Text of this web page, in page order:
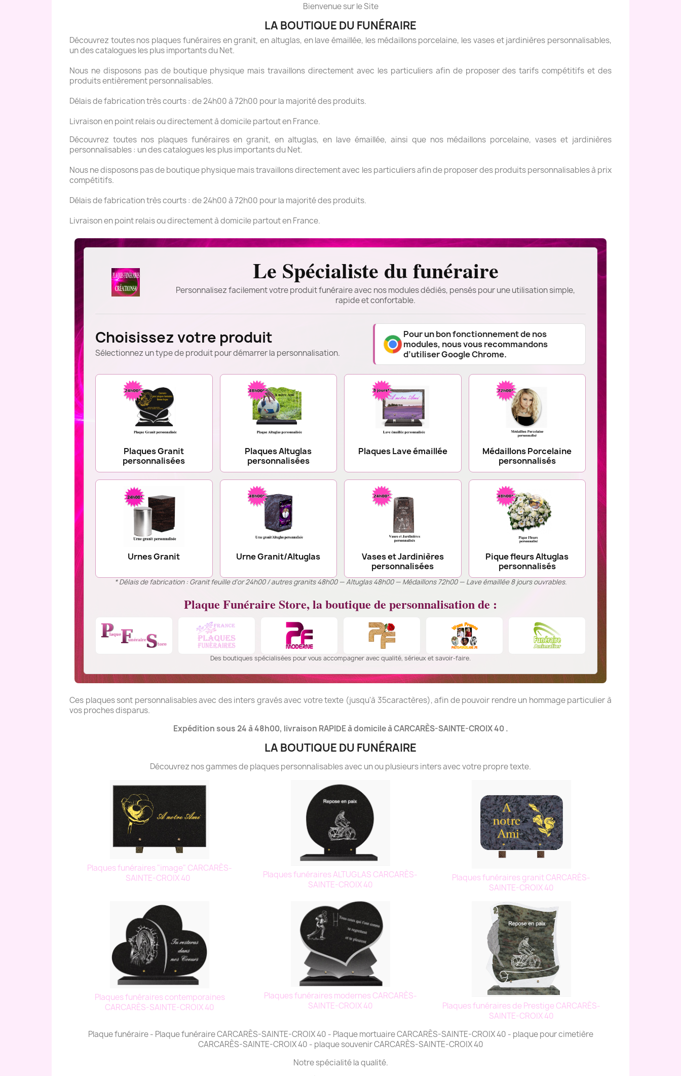
Bienvenue sur le Site
LA BOUTIQUE DU FUNÉRAIRE
Découvrez toutes nos plaques funéraires en granit, en altuglas, en lave émaillée, les médaillons porcelaine, les vases et jardinières personnalisables,
un des catalogues les plus importants du Net.
Nous ne disposons pas de boutique physique mais travaillons directement avec les particuliers afin de proposer des tarifs compétitifs et des
produits entièrement personnalisables.
Délais de fabrication très courts : de 24h00 à 72h00 pour la majorité des produits.
Livraison en point relais ou directement à domicile partout en France.
Découvrez toutes nos plaques funéraires en granit, en altuglas, en lave émaillée, ainsi que nos médaillons porcelaine, vases et jardinières
personnalisables : un des catalogues les plus importants du Net.
Nous ne disposons pas de boutique physique mais travaillons directement avec les particuliers afin de proposer des produits personnalisables à prix
compétitifs.
Délais de fabrication très courts : de 24h00 à 72h00 pour la majorité des produits.
Livraison en point relais ou directement à domicile partout en France.
Le Spécialiste du funéraire
Personnalisez facilement votre produit funéraire avec nos modules dédiés, pensés pour une utilisation simple,
rapide et confortable.
Choisissez votre produit
Sélectionnez un type de produit pour démarrer la personnalisation.
Pour un bon fonctionnement de nos
modules, nous vous recommandons
d’utiliser Google Chrome.
Plaques Granit
personnalisées
Plaques Altuglas
personnalisées
Plaques Lave émaillée
Médaillons Porcelaine
personnalisés
Urnes Granit Urne Granit/Altuglas
Vases et Jardinières
personnalisées
Pique fleurs Altuglas
personnalisés
* Délais de fabrication : Granit feuille d’or 24h00 / autres granits 48h00 — Altuglas 48h00 — Médaillons 72h00 — Lave émaillée 8 jours ouvrables.
Plaque Funéraire Store, la boutique de personnalisation de :
Des boutiques spécialisées pour vous accompagner avec qualité, sérieux et savoir-faire.
Ces plaques sont personnalisables avec des inters gravés avec votre texte (jusqu'à 35caractères), afin de pouvoir rendre un hommage particulier à
vos proches disparus.
Expédition sous 24 à 48h00, livraison RAPIDE à domicile à CARCARÈS-SAINTE-CROIX 40 .
LA BOUTIQUE DU FUNÉRAIRE
Découvrez nos gammes de plaques personnalisables avec un ou plusieurs inters avec votre propre texte.
Plaques funéraires "image" CARCARÈS-
SAINTE-CROIX 40
Plaques funéraires ALTUGLAS CARCARÈS-
SAINTE-CROIX 40
Plaques funéraires granit CARCARÈS-
SAINTE-CROIX 40
Plaques funéraires contemporaines
CARCARÈS-SAINTE-CROIX 40
Plaques funéraires modernes CARCARÈS-
SAINTE-CROIX 40
Plaques funéraires de Prestige CARCARÈS-
SAINTE-CROIX 40
Plaque funéraire - Plaque funéraire CARCARÈS-SAINTE-CROIX 40 - Plaque mortuaire CARCARÈS-SAINTE-CROIX 40 - plaque pour cimetière
CARCARÈS-SAINTE-CROIX 40 - plaque souvenir CARCARÈS-SAINTE-CROIX 40
Notre spécialité la qualité.